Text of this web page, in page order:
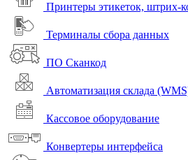
Принтеры этикеток, штрих-
Терминалы сбора данных
ПО Сканкод
Автоматизация склада
Кассовое оборудование
Конвертеры интерфейса